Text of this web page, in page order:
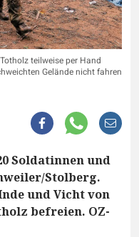
teilweise per Hand
Gelände nicht fahren
Soldatinnen und
Stolberg.
und Vicht von
befreien. OZ-